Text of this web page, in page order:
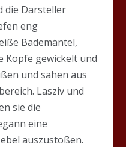
die Darsteller
eng
Bademäntel,
Köpfe gewickelt und
und sahen aus
Lasziv und
sie die
eine
auszustoßen.